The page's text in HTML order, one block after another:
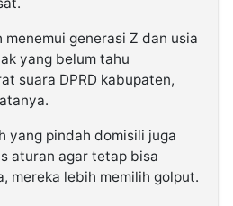
menemui generasi Z dan usia
yang belum tahu
suara DPRD kabupaten,
yang pindah domisili juga
aturan agar tetap bisa
mereka lebih memilih golput.